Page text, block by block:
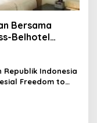
Bersama
Belhotel
Republik Indonesia
Freedom to
Bukit Randu